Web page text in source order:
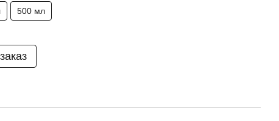
500 мл